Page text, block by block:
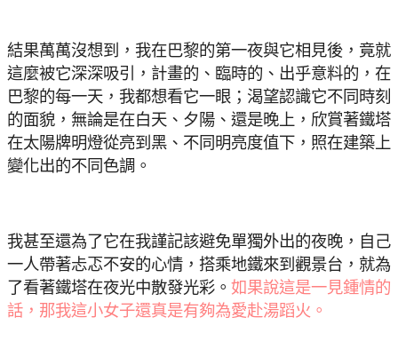
結果萬萬沒想到，我在巴黎的第一夜與它相見後，竟就
這麼被它深深吸引，計畫的、臨時的、出乎意料的，在
巴黎的每一天，我都想看它一眼；渴望認識它不同時刻
的面貌，無論是在白天、夕陽、還是晚上，欣賞著鐵塔
在太陽牌明燈從亮到黑、不同明亮度值下，照在建築上
變化出的不同色調。
我甚至還為了它在我謹記該避免單獨外出的夜晚，自己
一人帶著忐忑不安的心情，搭乘地鐵來到觀景台，就為
了看著鐵塔在夜光中散發光彩。 如果說這是一見鍾情的
話，那我這小女子還真是有夠為愛赴湯蹈火。